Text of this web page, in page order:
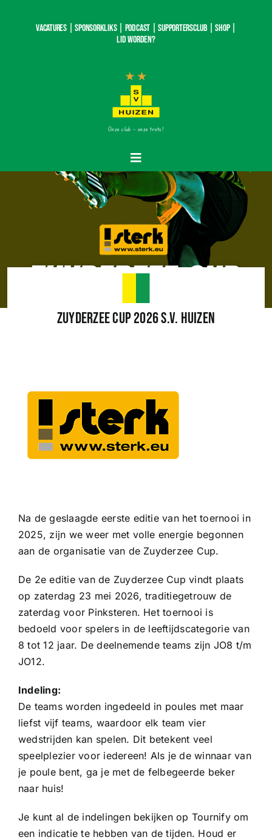
Vacatures | SponsorKliks | Podcast |Supportersclub|Shop|
Lid worden?
Onze club – onze trots!
Toggle
Navigatie
Teams
Wedstrijden
Leden
Clubinformatie
Organisatie
Sponsoren
Commissies
ClubTV
Activiteiten
Business Club Zuyderzee
ZUYDERZEE CUP 2026 S.V. HUIZEN
Na de geslaagde eerste editie van het toernooi in
2025, zijn we weer met volle energie begonnen
aan de organisatie van de Zuyderzee Cup.
De 2e editie van de Zuyderzee Cup vindt plaats
op zaterdag 23 mei 2026, traditiegetrouw de
zaterdag voor Pinksteren. Het toernooi is
bedoeld voor spelers in de leeftijdscategorie van
8 tot 12 jaar. De deelnemende teams zijn JO8 t/m
JO12.
Indeling:
De teams worden ingedeeld in poules met maar
liefst vijf teams, waardoor elk team vier
wedstrijden kan spelen. Dit betekent veel
speelplezier voor iedereen! Als je de winnaar van
je poule bent, ga je met de felbegeerde beker
naar huis!
Je kunt al de indelingen bekijken op Tournify om
een indicatie te hebben van de tijden. Houd er